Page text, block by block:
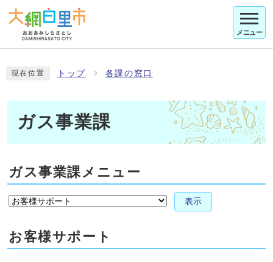
メニュー
現在位置 トップ 各課の窓口
ガス事業課
ガス事業課メニュー
表示
お客様サポート